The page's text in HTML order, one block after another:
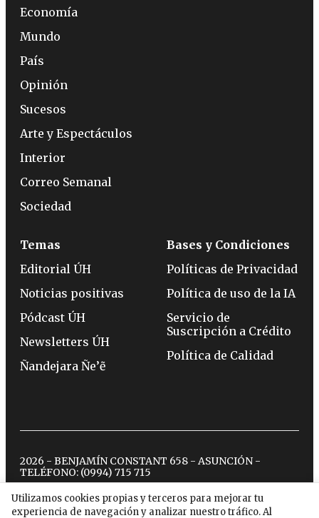
Utilizamos cookies propias y terceros para mejorar tu
experiencia de navegación y analizar nuestro tráfico. Al
Economía
Mundo
País
Opinión
Sucesos
Arte y Espectáculos
Interior
Correo Semanal
Sociedad
Temas
Editorial ÚH
Noticias positivas
Pódcast ÚH
Newsletters ÚH
Ñandejara Ñe’ẽ
Bases y Condiciones
Políticas de Privacidad
Política de uso de la IA
Servicio de
Suscripción a Crédito
Política de Calidad
2026 - BENJAMÍN CONSTANT 658 - ASUNCIÓN -
TELÉFONO: (0994) 715 715